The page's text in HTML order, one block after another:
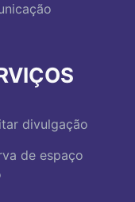
divulgação
de espaço